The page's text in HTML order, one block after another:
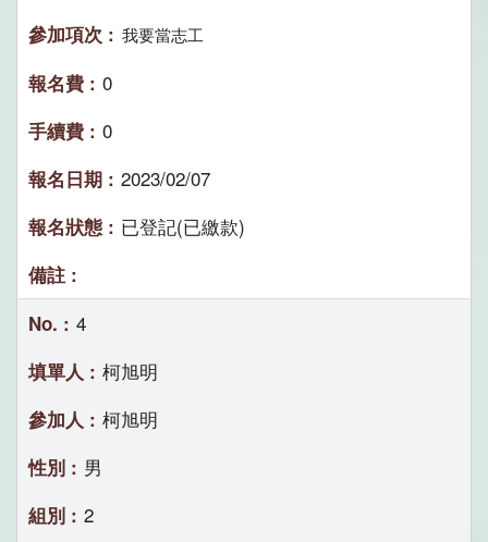
我要當志工
0
0
2023/02/07
已登記(已繳款)
4
柯旭明
柯旭明
男
2